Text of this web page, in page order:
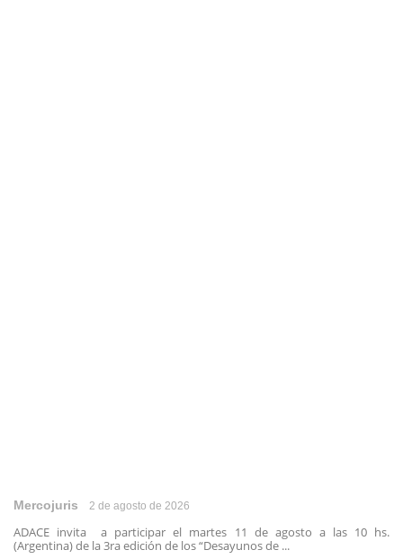
Mercojuris 2 de agosto de 2026
ADACE invita a participar el martes 11 de agosto a las 10 hs.
(Argentina) de la 3ra edición de los “Desayunos de ...